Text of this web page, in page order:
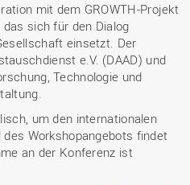
mit dem GROWTH-Projekt
sich für den Dialog
einsetzt. Der
e.V. (DAAD) und
Technologie und
um den internationalen
Workshopangebots findet
an der Konferenz ist